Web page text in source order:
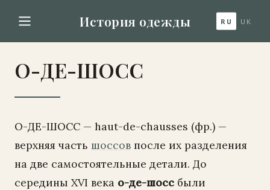
История одежды RU UK
О-ДЕ-ШОСС
О-ДЕ-ШОСС — haut-de-chausses (фр.) —
верхняя часть шоссов после их разделения
на две самостоятельные детали. До
середины XVI века о-де-шосс были